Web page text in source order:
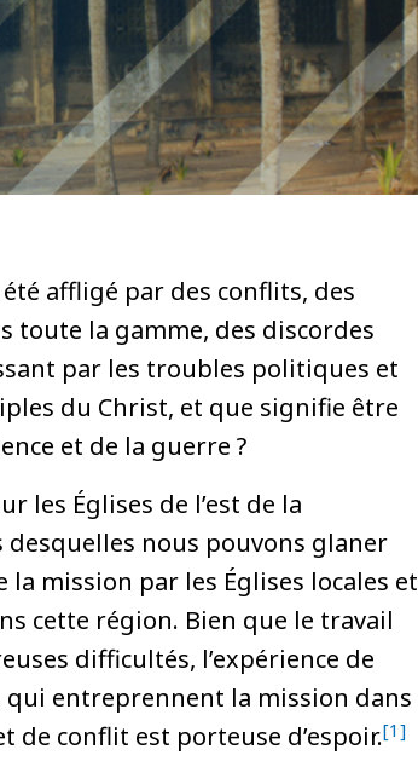
affligé par des conflits, des
toute la gamme, des discordes
par les troubles politiques et
du Christ, et que signifie être
et de la guerre ?
les Églises de l’est de la
desquelles nous pouvons glaner
mission par les Églises locales et
cette région. Bien que le travail
difficultés, l’expérience de
qui entreprennent la mission dans
de conflit est porteuse d’espoir.[1]